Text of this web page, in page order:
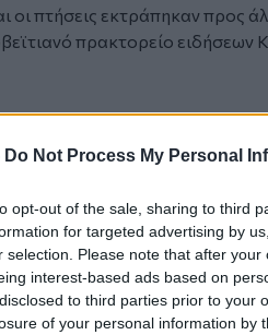
Do Not Process My Personal
opt-out of the sale, sharing to third
for targeted advertising by
selection. Please note that after
interest-based ads based on
to third parties prior to your
of your personal information by
οι πτήσεις εκτράπηκαν προς
πρακτορείο ειδήσεων
μεταρρύθμισης
πλημμύρες και
συνετρίβη σε χωράφι